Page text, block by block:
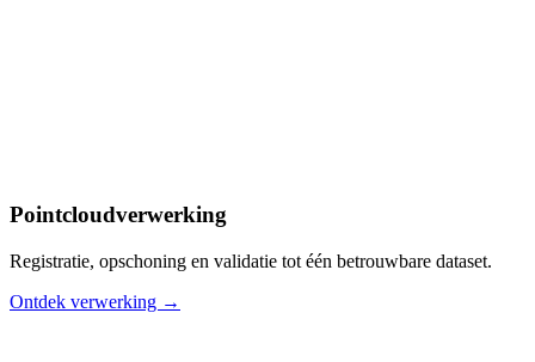
Pointcloudverwerking
Registratie, opschoning en validatie tot één betrouwbare dataset.
Ontdek verwerking →